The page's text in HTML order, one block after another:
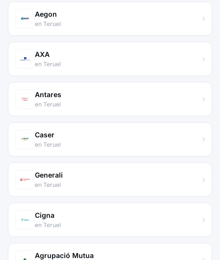
Aegon
en Teruel
AXA
en Teruel
Antares
en Teruel
Caser
en Teruel
Generali
en Teruel
Cigna
en Teruel
Agrupació Mutua